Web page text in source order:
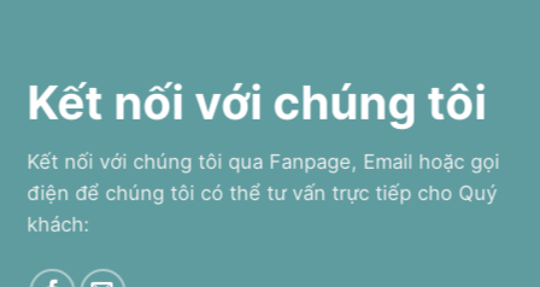
Kết nối với chúng tôi
Kết nối với chúng tôi qua Fanpage, Email hoặc gọi
điện để chúng tôi có thể tư vấn trực tiếp cho Quý
khách: